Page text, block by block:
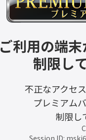
ご利用の端
制限し
不正なアクセ
プレミアム
制限し
Session ID: